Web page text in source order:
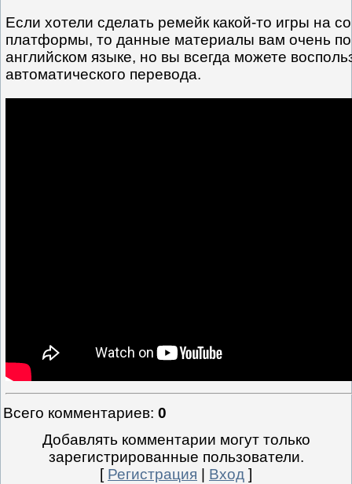
Если хотели сделать ремейк какой-то игры на
платформы, то данные материалы вам очень
английском языке, но вы всегда можете
автоматического перевода.
Всего комментариев: 0
Добавлять комментарии могут только
зарегистрированные пользователи.
[ Регистрация Вход ]